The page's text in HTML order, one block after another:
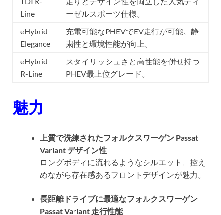
Line
ーゼルスポーツ仕様。
eHybrid
Elegance
充電可能なPHEVでEV走行が可能。静
粛性と環境性能が向上。
eHybrid
R-Line
スタイリッシュさと高性能を併せ持つ
PHEV最上位グレード。
魅力
上質で洗練されたフォルクスワーゲン Passat
Variant デザイン性
ロングボディに流れるようなシルエット、控え
めながら存在感あるフロントデザインが魅力。
長距離ドライブに最適なフォルクスワーゲン
Passat Variant 走行性能